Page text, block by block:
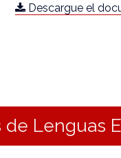
Descargue el
Lenguas